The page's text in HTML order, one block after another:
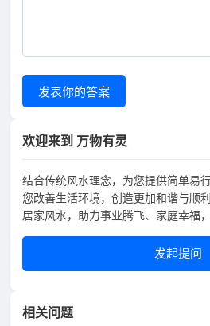
发表你的答案
欢迎来到 万物有灵
结合传统风水理念，为您提供简单易
您改善生活环境，创造更加和谐与顺
居家风水，助力事业腾飞、家庭幸福
发起提问
相关问题